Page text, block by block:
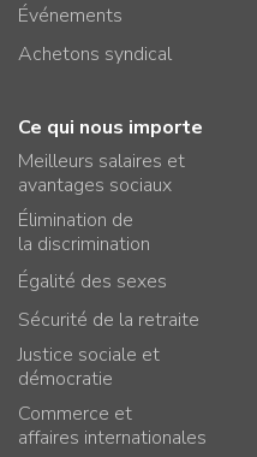
Événements
Achetons syndical
Ce qui nous importe
Meilleurs salaires et
avantages sociaux
Élimination de
la discrimination
Égalité des sexes
Sécurité de la retraite
Justice sociale et
démocratie
Commerce et
affaires internationales